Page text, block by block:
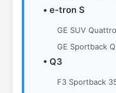
• e-tron S
GE SUV
GE Sportback
• Q3
F3 Sportback